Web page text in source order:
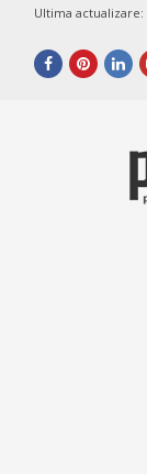
Ultima actualizare: